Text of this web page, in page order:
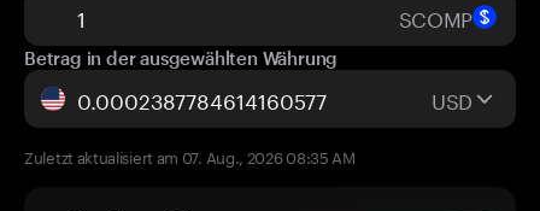
SCOMP
Betrag in der ausgewählten Währung
USD
Zuletzt aktualisiert am 07. Aug., 2026 08:35 AM